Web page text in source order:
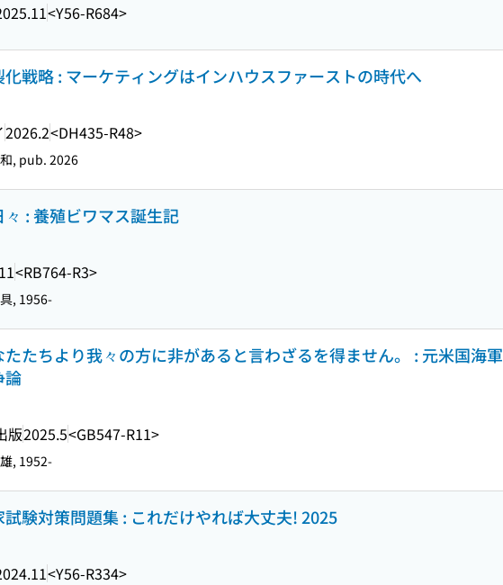
<Y56-R684>
戦略 : マーケティングはインハウスファーストの時代へ
2026.2<DH435-R48>
和, pub. 2026
: 養殖ビワマス誕生記
<RB764-R3>
具, 1956-
たちより我々の方に非があると言わざるを得ません。 : 元米国海軍
論
版2025.5<GB547-R11>
雄, 1952-
験対策問題集 : これだけやれば大丈夫! 2025
<Y56-R334>